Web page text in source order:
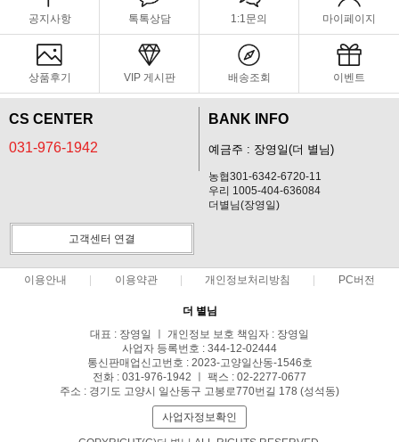
공지사항 톡톡상담 1:1문의 마이페이지
상품후기 VIP 게시판 배송조회 이벤트
CS CENTER
031-976-1942
BANK INFO
예금주 : 장영일(더 별님)
농협301-6342-6720-11
우리 1005-404-636084
더별님(장영일)
고객센터 연결
이용안내 이용약관 개인정보처리방침 PC버전
더 별님
대표 : 장영일 ㅣ 개인정보 보호 책임자 : 장영일
사업자 등록번호 : 344-12-02444
통신판매업신고번호 : 2023-고양일산동-1546호
전화 : 031-976-1942 ㅣ 팩스 : 02-2277-0677
주소 : 경기도 고양시 일산동구 고봉로770번길 178 (성석동)
사업자정보확인